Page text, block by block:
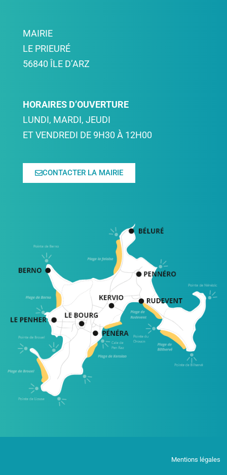
MAIRIE
LE PRIEURÉ
56840 ÎLE D’ARZ
HORAIRES D’OUVERTURE
LUNDI, MARDI, JEUDI
ET VENDREDI DE 9H30 À 12H00
CONTACTER LA MAIRIE
Mentions légales